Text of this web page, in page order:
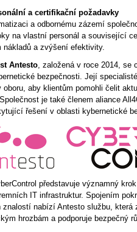
a certifikační požadavky
a odbornému zázemí
na vlastní personál a související
nákladů a zvýšení efektivity.
Antesto, založená v roce 2014, se
bezpečnosti. Její
oboru, aby klientům pomohli čelit
je také členem aliance
řešení v oblasti kybernetické
představuje významný
IT infrastruktur. Spojením
znalostí nabízí Antesto službu, která
hrozbám a podporuje bezpečný